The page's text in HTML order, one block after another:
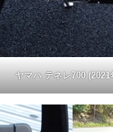
ヤマハ テネレ700 (2021